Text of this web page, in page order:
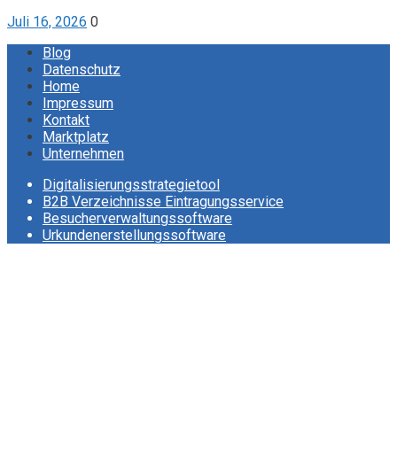
Juli 16, 2026 0
Blog
Datenschutz
Home
Impressum
Kontakt
Marktplatz
Unternehmen
Digitalisierungsstrategietool
B2B Verzeichnisse Eintragungsservice
Besucherverwaltungssoftware
Urkundenerstellungssoftware